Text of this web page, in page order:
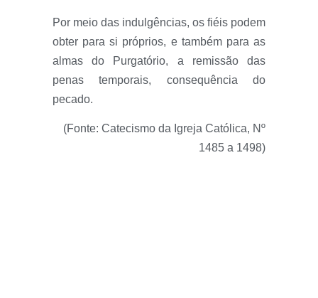
Por meio das indulgências, os fiéis podem
obter para si próprios, e também para as
almas do Purgatório, a remissão das
penas temporais, consequência do
pecado.
(Fonte: Catecismo da Igreja Católica, Nº
1485 a 1498)